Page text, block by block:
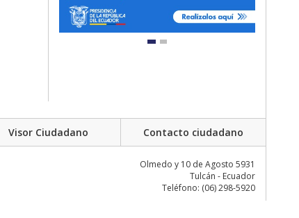
Visor Ciudadano Contacto ciudadano
Olmedo y 10 de Agosto 5931
Tulcán - Ecuador
Teléfono: (06) 298-5920